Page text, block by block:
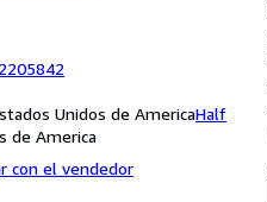
Unidos de AmericaHalf
de America
con el vendedor